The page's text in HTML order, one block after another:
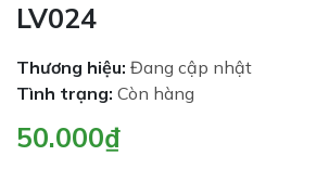
LV024
Thương hiệu: Đang cập nhật
Tình trạng: Còn hàng
50.000₫